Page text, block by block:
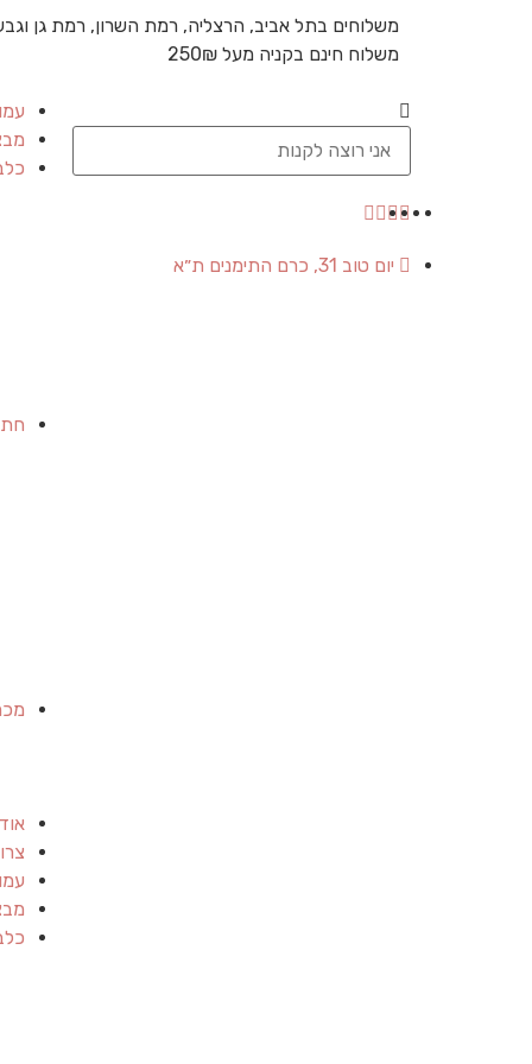
משלוחים בתל אביב, הרצליה, רמת השרון, רמת גן
משלוח חינם בקניה מעל 250₪
יום טוב 31, כרם התימנים ת״א